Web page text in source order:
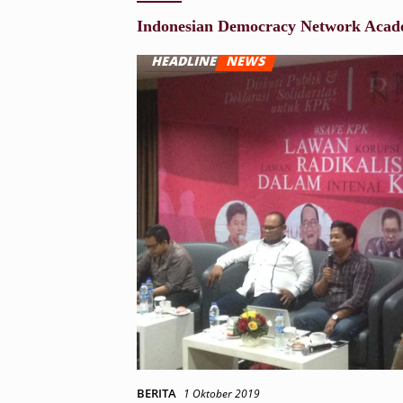
Indonesian Democracy Network
BERITA 1 Oktober 2019